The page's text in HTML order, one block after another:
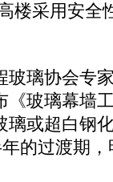
楼采用安全
璃协会专
《玻璃幕墙
或超白钢
的过渡期